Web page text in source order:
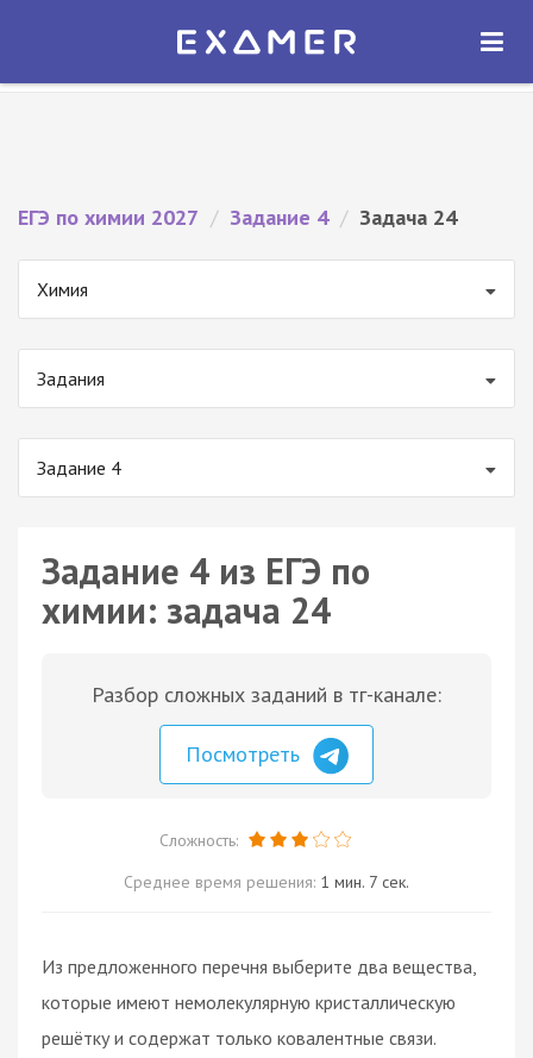
Экзамер — ЕГЭ 2027
ОТКРЫТЬ
ЕГЭ по химии 2027 / Задание 4 / Задача 24
Химия
Задания
Задание 4
Задание 4 из ЕГЭ по
химии: задача 24
Разбор сложных заданий в тг-канале:
Посмотреть
Сложность:
Среднее время решения: 1 мин. 7 сек.
Из предложенного перечня выберите два вещества,
которые имеют немолекулярную кристаллическую
решётку и содержат только ковалентные связи.